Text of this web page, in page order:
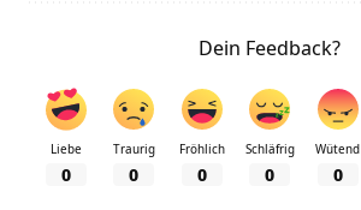
Dein Feedback?
Liebe
0
Traurig
0
Fröhlich
0
Schläfrig
0
Wütend
0